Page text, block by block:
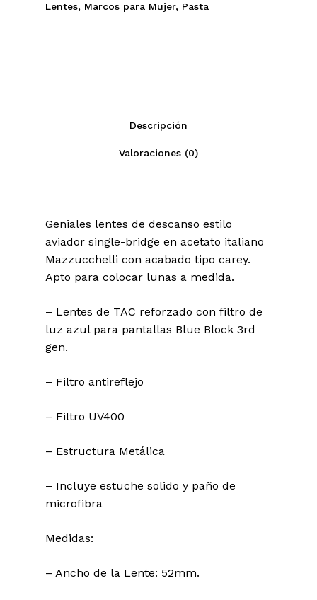
Lentes, Marcos para Mujer, Pasta
Descripción
Valoraciones (0)
Geniales lentes de descanso estilo
aviador single-bridge en acetato italiano
Mazzucchelli con acabado tipo carey.
Apto para colocar lunas a medida.
– Lentes de TAC reforzado con filtro de
luz azul para pantallas Blue Block 3rd
gen.
– Filtro antireflejo
– Filtro UV400
– Estructura Metálica
– Incluye estuche solido y paño de
microfibra
Medidas:
– Ancho de la Lente: 52mm.